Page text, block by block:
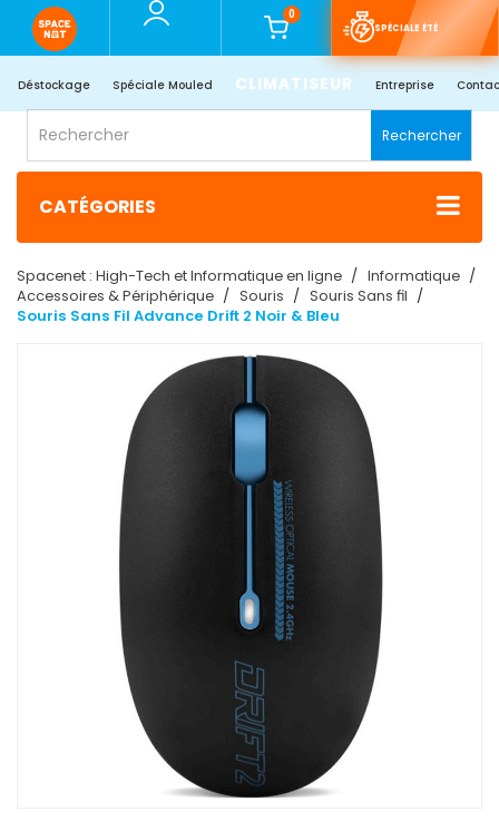
0
SPÉCIALE ÉTÉ
Déstockage Spéciale Mouled CLIMATISEUR Entreprise
Rechercher
CATÉGORIES
Spacenet : High-Tech et Informatique en ligne
Informatique
Accessoires & Périphérique
Souris
Souris Sans fil
Souris Sans Fil Advance Drift 2 Noir & Bleu